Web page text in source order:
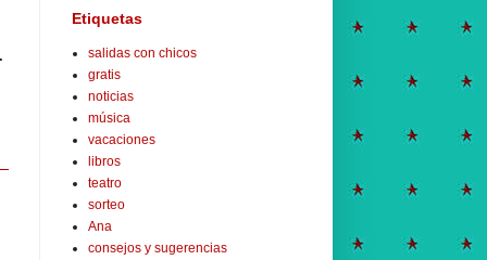
.
Etiquetas
salidas con chicos
gratis
noticias
música
vacaciones
libros
teatro
sorteo
Ana
consejos y sugerencias